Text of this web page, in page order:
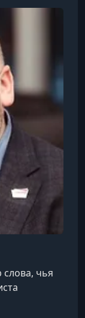
новом
образ
чья